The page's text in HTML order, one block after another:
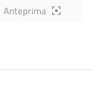
Anteprima